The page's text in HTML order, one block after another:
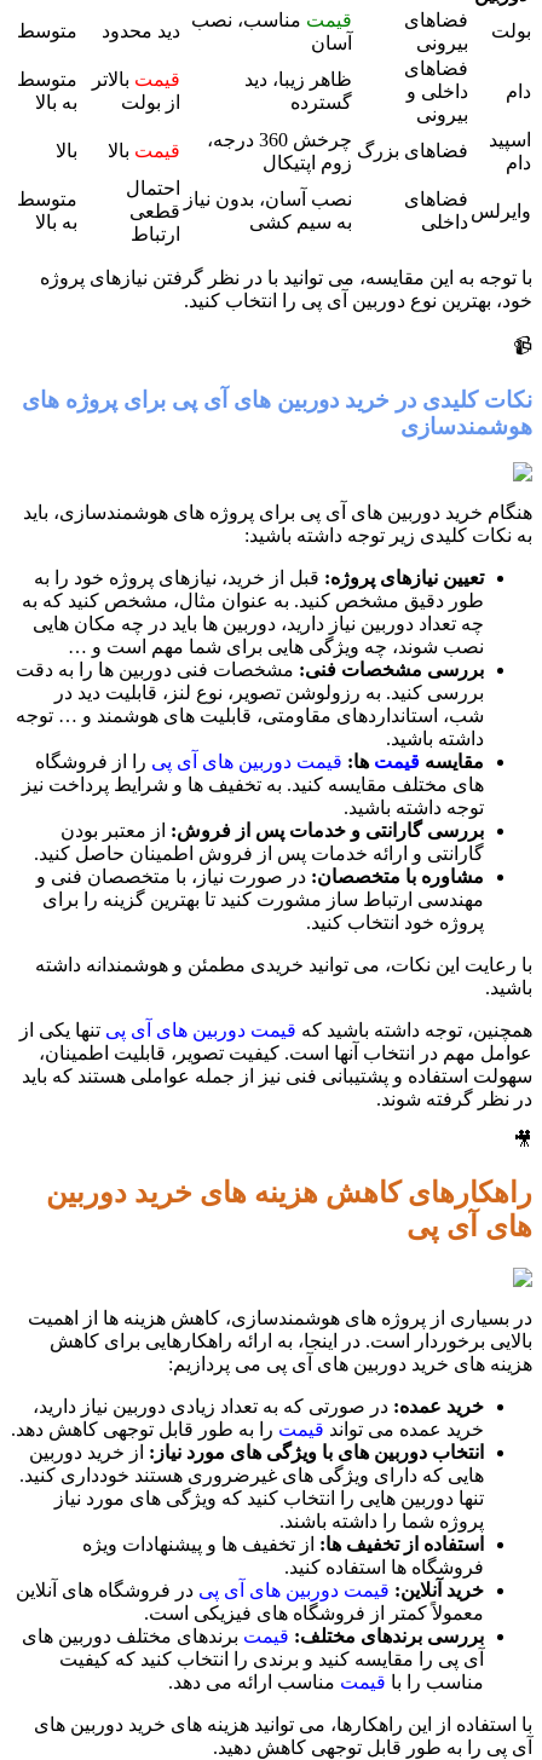
بولت
فضاهای
بیرونی
قیمت مناسب، نصب
آسان
دید محدود متوسط
دام
فضاهای
داخلی و
بیرونی
ظاهر زیبا، دید
گسترده
قیمت بالاتر
از بولت
متوسط
به بالا
اسپید
دام
فضاهای بزرگ
چرخش 360 درجه،
زوم اپتیکال
قیمت بالا بالا
وایرلس
فضاهای
داخلی
نصب آسان، بدون نیاز
به سیم کشی
احتمال
قطعی
ارتباط
متوسط
به بالا
با توجه به این مقایسه، می توانید با در نظر گرفتن نیازهای پروژه
خود، بهترین نوع دوربین آی پی را انتخاب کنید.
📹
نکات کلیدی در خرید دوربین های آی پی برای پروژه های
هوشمندسازی
هنگام خرید دوربین های آی پی برای پروژه های هوشمندسازی، باید
به نکات کلیدی زیر توجه داشته باشید:
تعیین نیازهای پروژه: قبل از خرید، نیازهای پروژه خود را به
طور دقیق مشخص کنید. به عنوان مثال، مشخص کنید که به
چه تعداد دوربین نیاز دارید، دوربین ها باید در چه مکان هایی
نصب شوند، چه ویژگی هایی برای شما مهم است و …
بررسی مشخصات فنی: مشخصات فنی دوربین ها را به دقت
بررسی کنید. به رزولوشن تصویر، نوع لنز، قابلیت دید در
شب، استانداردهای مقاومتی، قابلیت های هوشمند و … توجه
داشته باشید.
مقایسه قیمت ها: قیمت دوربین های آی پی را از فروشگاه
های مختلف مقایسه کنید. به تخفیف ها و شرایط پرداخت نیز
توجه داشته باشید.
بررسی گارانتی و خدمات پس از فروش: از معتبر بودن
گارانتی و ارائه خدمات پس از فروش اطمینان حاصل کنید.
مشاوره با متخصصان: در صورت نیاز، با متخصصان فنی و
مهندسی ارتباط ساز مشورت کنید تا بهترین گزینه را برای
پروژه خود انتخاب کنید.
با رعایت این نکات، می توانید خریدی مطمئن و هوشمندانه داشته
باشید.
همچنین، توجه داشته باشید که قیمت دوربین های آی پی تنها یکی از
عوامل مهم در انتخاب آنها است. کیفیت تصویر، قابلیت اطمینان،
سهولت استفاده و پشتیبانی فنی نیز از جمله عواملی هستند که باید
در نظر گرفته شوند.
🎥
راهکارهای کاهش هزینه های خرید دوربین
های آی پی
در بسیاری از پروژه های هوشمندسازی، کاهش هزینه ها از اهمیت
بالایی برخوردار است. در اینجا، به ارائه راهکارهایی برای کاهش
هزینه های خرید دوربین های آی پی می پردازیم:
خرید عمده: در صورتی که به تعداد زیادی دوربین نیاز دارید،
خرید عمده می تواند قیمت را به طور قابل توجهی کاهش دهد.
انتخاب دوربین های با ویژگی های مورد نیاز: از خرید دوربین
هایی که دارای ویژگی های غیرضروری هستند خودداری کنید.
تنها دوربین هایی را انتخاب کنید که ویژگی های مورد نیاز
پروژه شما را داشته باشند.
استفاده از تخفیف ها: از تخفیف ها و پیشنهادات ویژه
فروشگاه ها استفاده کنید.
خرید آنلاین: قیمت دوربین های آی پی در فروشگاه های آنلاین
معمولاً کمتر از فروشگاه های فیزیکی است.
بررسی برندهای مختلف: قیمت برندهای مختلف دوربین های
آی پی را مقایسه کنید و برندی را انتخاب کنید که کیفیت
مناسب را با قیمت مناسب ارائه می دهد.
با استفاده از این راهکارها، می توانید هزینه های خرید دوربین های
آی پی را به طور قابل توجهی کاهش دهید.